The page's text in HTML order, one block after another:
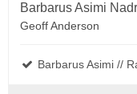
Barbarus Asimi
Geoff Anderson
Barbarus Asimi //